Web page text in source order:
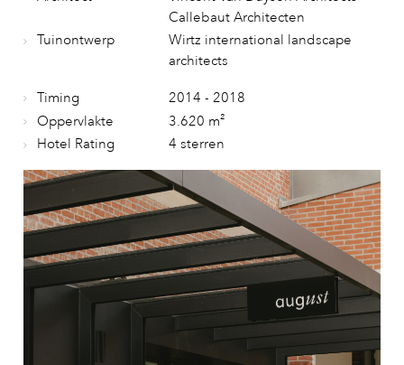
Callebaut Architecten
Tuinontwerp
Wirtz international landscape
architects
Timing
2014 - 2018
Oppervlakte
3.620 m²
Hotel Rating
4 sterren